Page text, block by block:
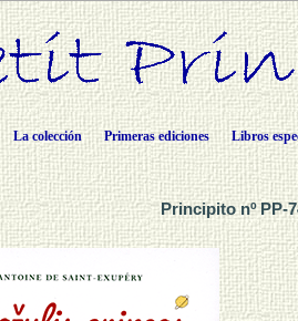
La colección Primeras ediciones Libros
Principito nº PP-